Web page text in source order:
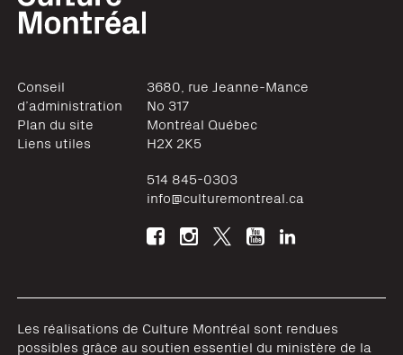
Conseil
d’administration
Plan du site
Liens utiles
3680, rue Jeanne-Mance
No 317
Montréal Québec
H2X 2K5
514 845-0303
info@culturemontreal.ca
Les réalisations de Culture Montréal sont rendues
possibles grâce au soutien essentiel du ministère de la